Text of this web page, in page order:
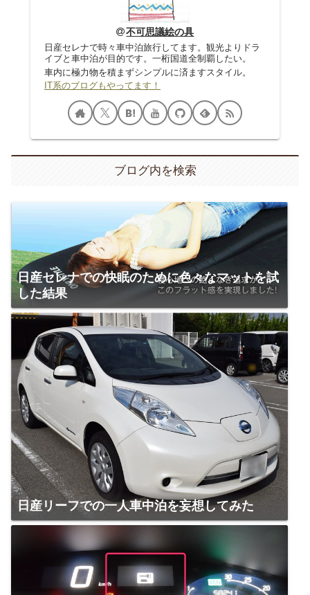
不可思議絵の具
日産セレナで時々車中泊旅行してます。観光よりドラ
イブと車中泊が目的です。一桁国道全制覇したい。
車内に極力物を積まずシンプルに済ますスタイル。
IT系のブログもやってます！
ブログ内を検索
日産セレナでの快眠のために色々なマットを試
した結果
日産リーフでの一人車中泊を妄想してみた